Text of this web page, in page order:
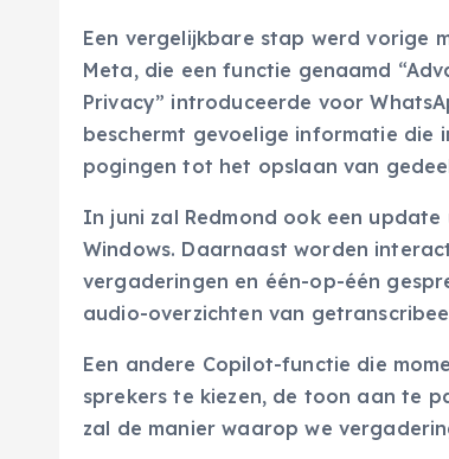
Een vergelijkbare stap werd vorige
Meta, die een functie genaamd
Privacy” introduceerde voor
beschermt gevoelige informatie die
pogingen tot het opslaan van
In juni zal Redmond ook een
Windows. Daarnaast worden
vergaderingen en één-op-één
audio-overzichten van
Een andere Copilot-functie die
sprekers te kiezen, de toon aan te
zal de manier waarop we